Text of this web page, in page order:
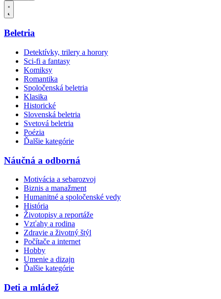
Beletria
Detektívky, trilery a horory
Sci-fi a fantasy
Komiksy
Romantika
Spoločenská beletria
Klasika
Historické
Slovenská beletria
Svetová beletria
Poézia
Ďalšie kategórie
Náučná a odborná
Motivácia a sebarozvoj
Biznis a manažment
Humanitné a spoločenské vedy
História
Životopisy a reportáže
Vzťahy a rodina
Zdravie a životný štýl
Počítače a internet
Hobby
Umenie a dizajn
Ďalšie kategórie
Deti a mládež